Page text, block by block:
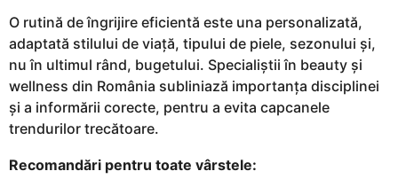
O rutină de îngrijire eficientă este una personalizată,
adaptată stilului de viață, tipului de piele, sezonului și,
nu în ultimul rând, bugetului. Specialiștii în beauty și
wellness din România subliniază importanța disciplinei
și a informării corecte, pentru a evita capcanele
trendurilor trecătoare.
Recomandări pentru toate vârstele: